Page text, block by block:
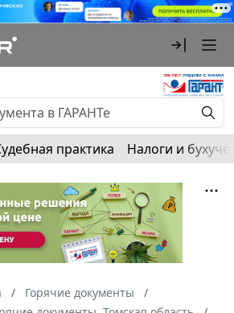
практика Налоги и
Горячие документы